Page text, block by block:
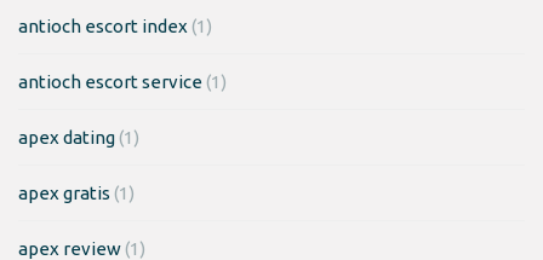
antioch escort index (1)
antioch escort service(1)
apex dating(1)
apex gratis (1)
apex review(1)